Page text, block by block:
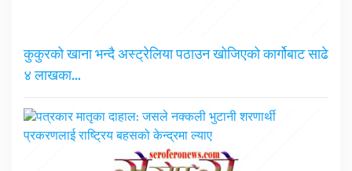
कुकुरको खाना भन्दै अस्ट्रेलिया पठाउन खोजिएको कार्गोबाट साढे
४ लाखका…